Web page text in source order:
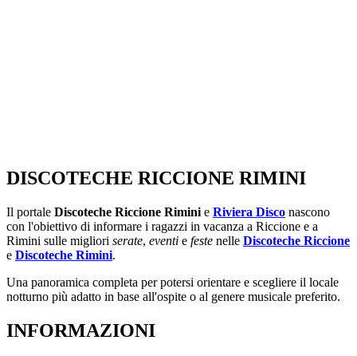
DISCOTECHE RICCIONE RIMINI
Il portale Discoteche Riccione Rimini e Riviera Disco nascono
con l'obiettivo di informare i ragazzi in vacanza a Riccione e a
Rimini sulle migliori serate, eventi e feste nelle Discoteche Riccione
e Discoteche Rimini.
Una panoramica completa per potersi orientare e scegliere il locale
notturno più adatto in base all'ospite o al genere musicale preferito.
INFORMAZIONI